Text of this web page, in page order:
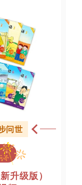
问世
升级版）